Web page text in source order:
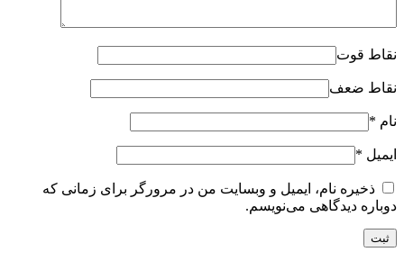
نقاط قوت
نقاط ضعف
نام *
ایمیل *
ذخیره نام، ایمیل و وبسایت من در مرورگر برای زمانی که
دوباره دیدگاهی می‌نویسم.